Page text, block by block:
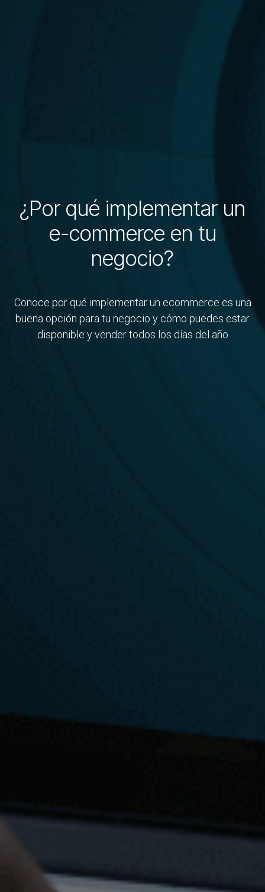
¿Por qué implementar un
e-commerce en tu
negocio?
Conoce por qué implementar un ecommerce es una
buena opción para tu negocio y cómo puedes estar
disponible y vender todos los días del año